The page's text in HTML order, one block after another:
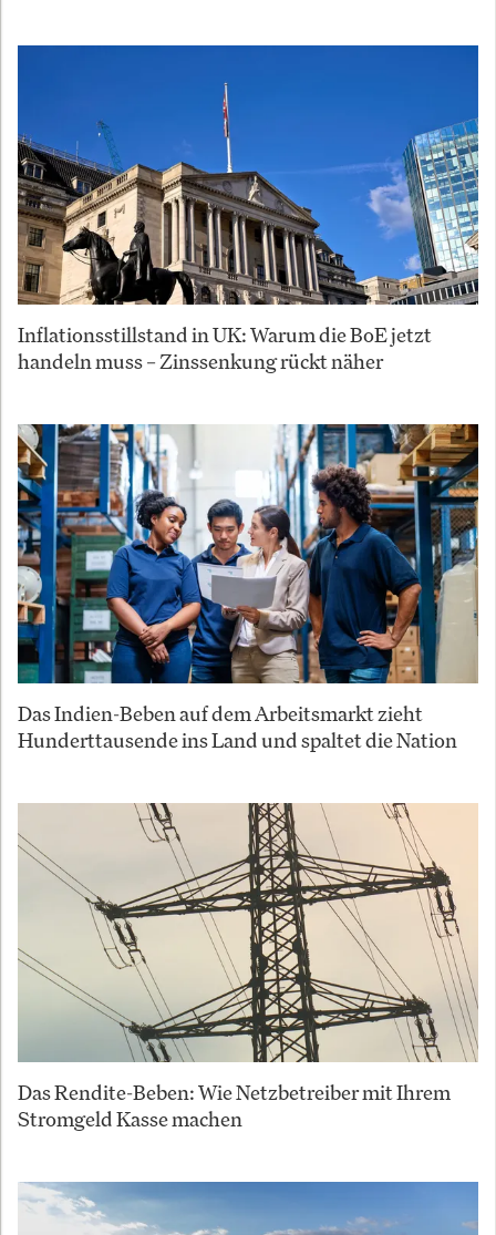
Inflationsstillstand in UK: Warum die BoE jetzt
handeln muss – Zinssenkung rückt näher
Das Indien-Beben auf dem Arbeitsmarkt zieht
Hunderttausende ins Land und spaltet die Nation
Das Rendite-Beben: Wie Netzbetreiber mit Ihrem
Stromgeld Kasse machen